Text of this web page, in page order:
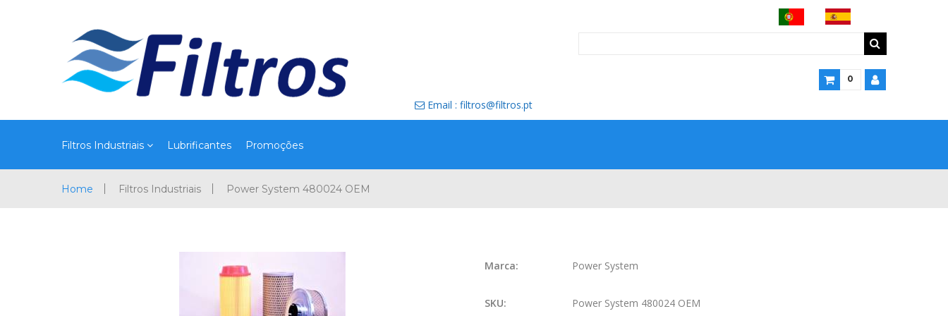
0
 Email : filtros@filtros.pt
Filtros Industriais Lubrificantes Promoções
Home Filtros Industriais Power System 480024 OEM
Marca: Power System
SKU: Power System 480024 OEM